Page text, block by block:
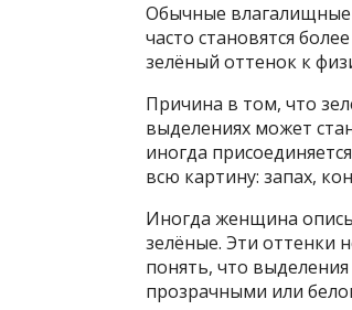
Обычные влагалищные
часто становятся
зелёный оттенок к
Причина в том, что
выделениях может
иногда
всю картину: запах,
Иногда женщина
зелёные. Эти оттенки
понять, что
прозрачными или